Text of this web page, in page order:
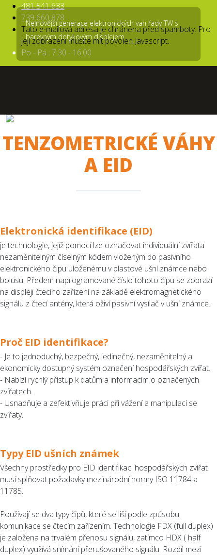
481 541 633
739 660 878
Tato e-mailová adresa je chráněna před spamboty. Pro
její zobrazení musíte mít povolen Javascript.
Po - Pá : 7:30 - 16:00
Nejnovější generace elektronických vah řady TW s
barevným dotykovým displejem.
TENZOMETRICKÉ VÁHY
A EID
Elektronická identifikace (EID)
je technologie, jejíž pomocí lze označovat individuální zvířata
nezaměnitelným číselným kódem vloženým do pasivního
elektronického čipu uloženému v plastové ušní známce nebo
bolusu. Předem naprogramované číslo tohoto čipu se zobrazí
na displeji čtecího zařízení na základě elektromagnetického
signálu z čtecí antény, která oživí pasivní vysílač v ušní známce.
Proč EID identifikace?
- Je to jednoduchý, bezpečný, jedinečný, nezaměnitelný a
ekonomicky dostupný systém označení hospodářských zvířat.
- Nabízí rychlý přístup k datům a informacím o označených
zvířatech.
- Usnadňuje a zefektivňuje práci při vážení a manipulaci se
zvířaty.
Typy EID ušních známek
Všechny prostředky pro EID identifikaci hospodářských zvířat
musí splňovat požadavky mezinárodní normy ISO 11784 a
11785.
Používají se dva typy čipů, které se liší podle způsobu
komunikace se čtecím zařízením. Technologie FDX (full duplex)
je založena na trvalém přenosu signálu, zatímco HDX ( half
duplex) využívá snímání přerušovaného signálu. Rozdíl mezi